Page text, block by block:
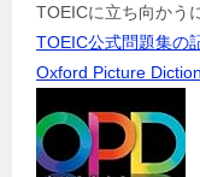
TOEICに立ち向かう
TOEIC公式問題集の
Oxford Picture